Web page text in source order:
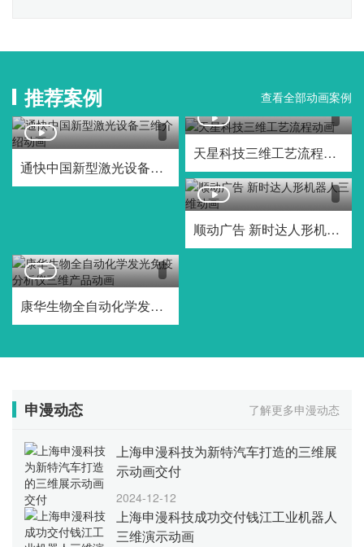
推荐案例 查看全部动画案例
通快中国新型激光设备三维介绍动画
天星科技三维工艺流程动画
顺动广告 新时达人形机器人三维动画
康华生物全自动化学发光免疫分析仪三维产品动画
申漫动态 了解更多申漫动态
上海申漫科技为新特汽车打造的三维展
示动画交付
2024-12-12
上海申漫科技成功交付钱江工业机器人
三维演示动画